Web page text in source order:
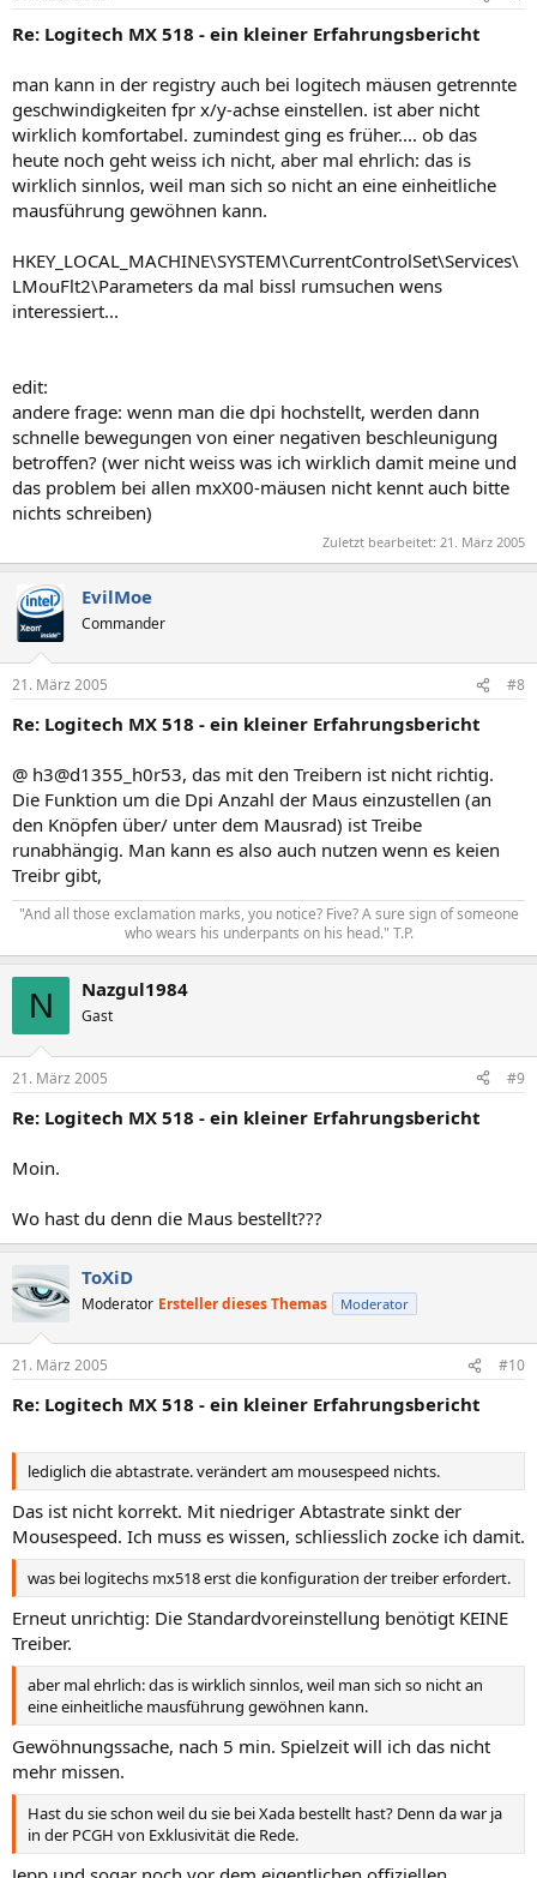
Re: Logitech MX 518 - ein kleiner Erfahrungsbericht
man kann in der registry auch bei logitech mäusen getrennte
geschwindigkeiten fpr x/y-achse einstellen. ist aber nicht
wirklich komfortabel. zumindest ging es früher.... ob das
heute noch geht weiss ich nicht, aber mal ehrlich: das is
wirklich sinnlos, weil man sich so nicht an eine einheitliche
mausführung gewöhnen kann.
HKEY_LOCAL_MACHINE\SYSTEM\CurrentControlSet\Services\
LMouFlt2\Parameters da mal bissl rumsuchen wens
interessiert...
edit:
andere frage: wenn man die dpi hochstellt, werden dann
schnelle bewegungen von einer negativen beschleunigung
betroffen? (wer nicht weiss was ich wirklich damit meine und
das problem bei allen mxX00-mäusen nicht kennt auch bitte
nichts schreiben)
Zuletzt bearbeitet: 21. März 2005
EvilMoe
Commander
21. März 2005 #8
Re: Logitech MX 518 - ein kleiner Erfahrungsbericht
@ h3@d1355_h0r53, das mit den Treibern ist nicht richtig.
Die Funktion um die Dpi Anzahl der Maus einzustellen (an
den Knöpfen über/ unter dem Mausrad) ist Treibe
runabhängig. Man kann es also auch nutzen wenn es keien
Treibr gibt,
"And all those exclamation marks, you notice? Five? A sure sign of someone
who wears his underpants on his head." T.P.​
N Nazgul1984
Gast
21. März 2005 #9
Re: Logitech MX 518 - ein kleiner Erfahrungsbericht
Moin.
Wo hast du denn die Maus bestellt???
ToXiD
Moderator Ersteller dieses Themas Moderator
21. März 2005 #10
Re: Logitech MX 518 - ein kleiner Erfahrungsbericht
lediglich die abtastrate. verändert am mousespeed nichts.
Das ist nicht korrekt. Mit niedriger Abtastrate sinkt der
Mousespeed. Ich muss es wissen, schliesslich zocke ich damit.
was bei logitechs mx518 erst die konfiguration der treiber erfordert.
Erneut unrichtig: Die Standardvoreinstellung benötigt KEINE
Treiber.
aber mal ehrlich: das is wirklich sinnlos, weil man sich so nicht an
eine einheitliche mausführung gewöhnen kann.
Gewöhnungssache, nach 5 min. Spielzeit will ich das nicht
mehr missen.
Hast du sie schon weil du sie bei Xada bestellt hast? Denn da war ja
in der PCGH von Exklusivität die Rede.